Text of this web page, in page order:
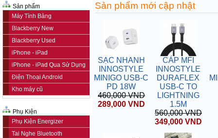
Sản phẩm mới cập nhật
SẠC NHANH
INNOSTYLE
MINIGO USB-C
PD 18W
460,000 VND
289,000 VND
CÁP MFI
INNOSTYLE
DURAFLEX
USB-C TO
LIGHTNING
1.5M
560,000 VND
349,000 VND
Sản phẩm
Máy Tính Bảng
Blackberry New
Blackberry Used
iPhone - iPad
iPhone - iPad Qua Sử Dụng
Điện Thoại Android
Kho máy cũ
Phụ Kiện
Phụ Kiện Energizer
Tai Nghe Bluetooth